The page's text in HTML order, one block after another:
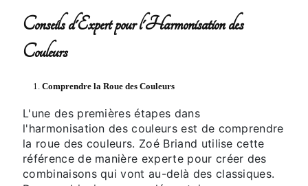
Conseils d'Expert pour l'Harmonisation des
Couleurs
1. Comprendre la Roue des Couleurs
L'une des premières étapes dans
l'harmonisation des couleurs est de comprendre
la roue des couleurs. Zoé Briand utilise cette
référence de manière experte pour créer des
combinaisons qui vont au-delà des classiques.